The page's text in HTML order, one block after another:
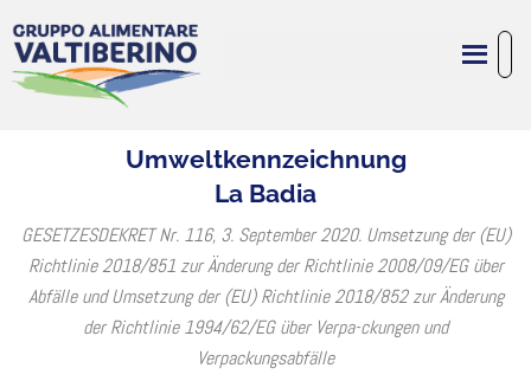
Umweltkennzeichnung
La Badia
GESETZESDEKRET Nr. 116, 3. September 2020. Umsetzung der (EU)
Richtlinie 2018/851 zur Änderung der Richtlinie 2008/09/EG über
Abfälle und Umsetzung der (EU) Richtlinie 2018/852 zur Änderung
der Richtlinie 1994/62/EG über Verpa-ckungen und
Verpackungsabfälle